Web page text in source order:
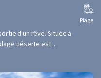
Plage
d'un rêve. Située à
déserte est ...